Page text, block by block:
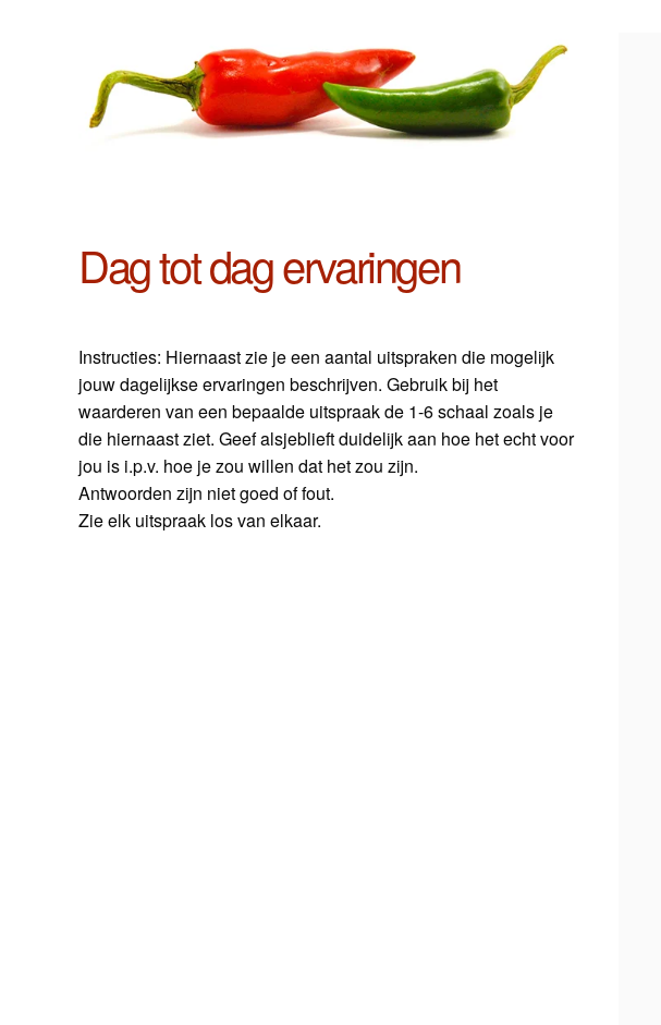
Dag tot dag ervaringen
Instructies: Hiernaast zie je een aantal uitspraken die mogelijk
jouw dagelijkse ervaringen beschrijven. Gebruik bij het
waarderen van een bepaalde uitspraak de 1-6 schaal zoals je
die hiernaast ziet. Geef alsjeblieft duidelijk aan hoe het echt voor
jou is i.p.v. hoe je zou willen dat het zou zijn.
Antwoorden zijn niet goed of fout.
Zie elk uitspraak los van elkaar.